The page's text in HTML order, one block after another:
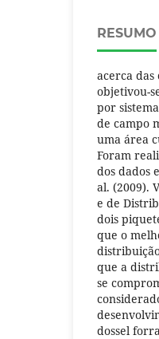
RESUMO
acerca das
objetivou-
por
de campo
uma área
Foram
dos dados
al. (2009).
e de
dois
que o
que a
se
dossel